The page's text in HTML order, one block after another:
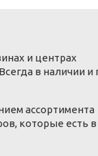
и центрах
в наличии и
ассортимента
которые есть